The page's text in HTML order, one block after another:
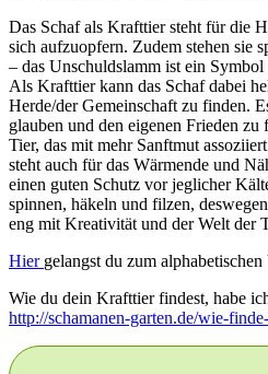
Das Schaf als Krafttier steht für die
sich aufzuopfern. Zudem stehen sie
– das Unschuldslamm ist ein
Als Krafttier kann das Schaf dabei
Herde/der Gemeinschaft zu finden.
glauben und den eigenen Frieden
Tier, das mit mehr Sanftmut
steht auch für das Wärmende und
einen guten Schutz vor jeglicher
spinnen, häkeln und filzen,
eng mit Kreativität und der Welt der
Hier gelangst du zum
Wie du dein Krafttier findest, habe
http://schamanen-garten.de/wie-